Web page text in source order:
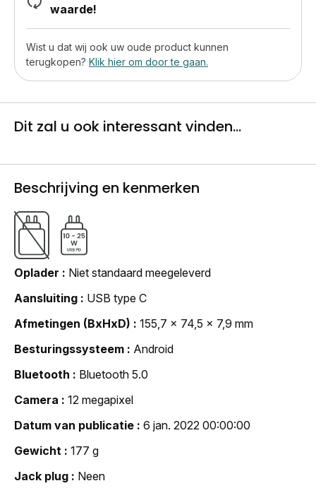
waarde!
Wist u dat wij ook uw oude product kunnen
terugkopen? Klik hier om door te gaan.
Dit zal u ook interessant vinden...
Beschrijving en kenmerken
Oplader
Niet standaard meegeleverd
Aansluiting
USB type C
Afmetingen (BxHxD)
155,7 x 74,5 x 7,9 mm
Besturingssysteem
Android
Bluetooth
Bluetooth 5.0
Camera
12 megapixel
Datum van publicatie
6 jan. 2022 00:00:00
Gewicht
177 g
Jack plug
Neen